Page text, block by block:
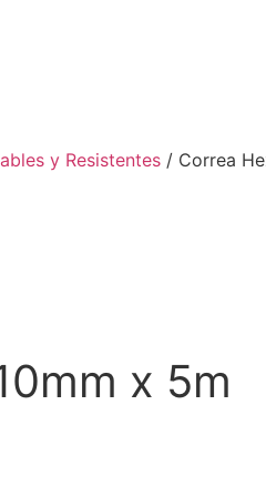
y Resistentes / Correa
x 5m